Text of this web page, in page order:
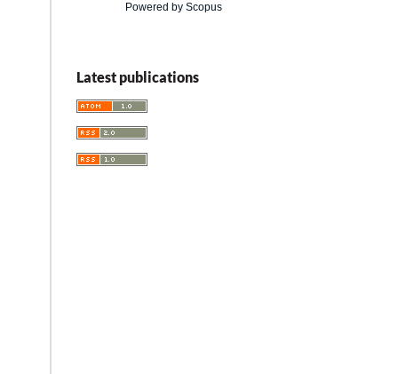
Powered by Scopus
Latest publications